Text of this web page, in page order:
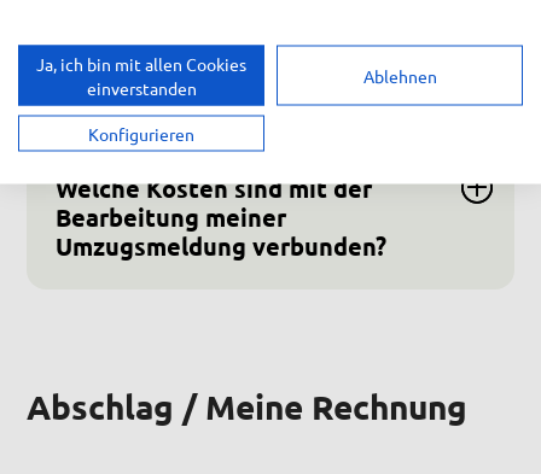
Was passiert bei einem Umzug
mit meinem Vertrag?
Welche Kosten sind mit der
Bearbeitung meiner
Umzugsmeldung verbunden?
Abschlag / Meine Rechnung
Ja, ich bin mit allen Cookies
einverstanden
Ablehnen
Konfigurieren